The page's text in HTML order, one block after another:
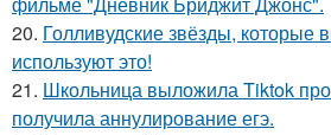
20. Голливудские звёзды, которые
используют это!
21. Школьница выложила Tiktok
получила аннулирование егэ.